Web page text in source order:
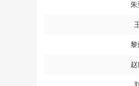
朱
黎
赵